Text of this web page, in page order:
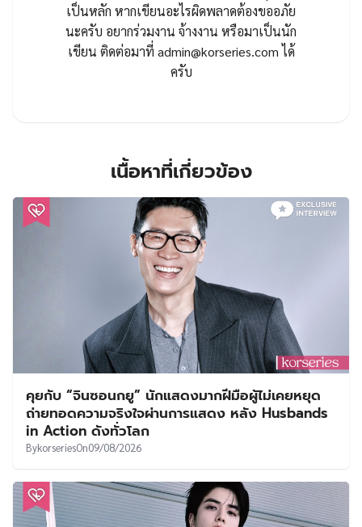
เป็นหลัก หากเขียนอะไรผิดพลาดต้องขออภัย
นะครับ อยากร่วมงาน จ้างงาน หรือมาเป็นนัก
เขียน ติดต่อมาที่ admin@korseries.comได้
ครับ
เนื้อหาที่เกี่ยวข้อง
คุยกับ “จินซอนกยู” นักแสดงมากฝีมือผู้ไม่เคยหยุด
ถ่ายทอดความจริงใจผ่านการแสดง หลัง Husbands
in Action ดังทั่วโลก
BykorseriesOn09/08/2026